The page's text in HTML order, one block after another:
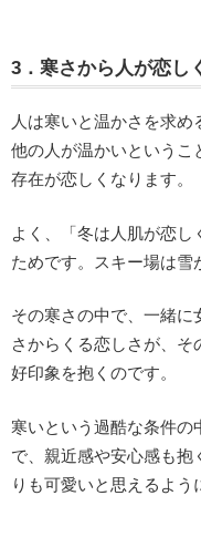
3．寒さから人が恋し
人は寒いと温かさを求
他の人が温かいというこ
存在が恋しくなります。
よく、「冬は人肌が恋
ためです。スキー場は雪
その寒さの中で、一緒に
さからくる恋しさが、そ
好印象を抱くのです。
寒いという過酷な条件の
で、親近感や安心感も抱
りも可愛いと思えるよう